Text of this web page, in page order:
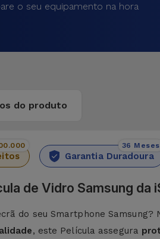
o seu equipamento na hora
do produto
Garantia Duradoura
36 Meses
de Vidro Samsung da
do seu Smartphone
, este Película assegura